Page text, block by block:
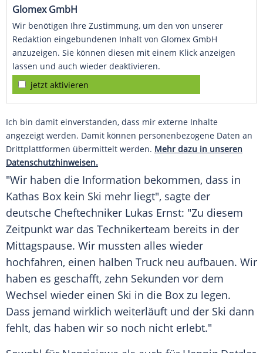
Glomex GmbH
Wir benötigen Ihre Zustimmung, um den von unserer
Redaktion eingebundenen Inhalt von Glomex GmbH
anzuzeigen. Sie können diesen mit einem Klick anzeigen
lassen und auch wieder deaktivieren.
jetzt aktivieren
Ich bin damit einverstanden, dass mir externe Inhalte
angezeigt werden. Damit können personenbezogene Daten an
Drittplattformen übermittelt werden. Mehr dazu in unseren
Datenschutzhinweisen.
"Wir haben die Information bekommen, dass in
Kathas Box kein Ski mehr liegt", sagte der
deutsche Cheftechniker Lukas Ernst: "Zu diesem
Zeitpunkt war das Technikerteam bereits in der
Mittagspause. Wir mussten alles wieder
hochfahren, einen halben Truck neu aufbauen. Wir
haben es geschafft, zehn Sekunden vor dem
Wechsel wieder einen Ski in die Box zu legen.
Dass jemand wirklich weiterläuft und der Ski dann
fehlt, das haben wir so noch nicht erlebt."